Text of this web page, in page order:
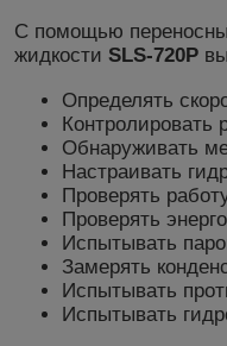
С помощью
жидкости SLS-720P
Определять
Контролировать
Обнаруживать
Настраивать
Проверять
Проверять
Испытывать
Замерять
Испытывать
Испытывать